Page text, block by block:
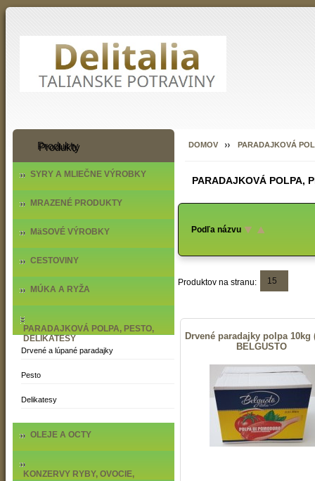
Produkty
SYRY A MLIEČNE VÝROBKY
MRAZENÉ PRODUKTY
MäSOVÉ VÝROBKY
CESTOVINY
MÚKA A RYŽA
PARADAJKOVÁ POLPA, PESTO,
DELIKATESY
Drvené a lúpané paradajky
Pesto
Delikatesy
OLEJE A OCTY
KONZERVY RYBY, OVOCIE,
DOMOV PARADAJKOVÁ
PARADAJKOVÁ POLPA,
Podľa názvu
Produktov na stranu: 15
Drvené paradajky polpa 10kg
BELGUSTO